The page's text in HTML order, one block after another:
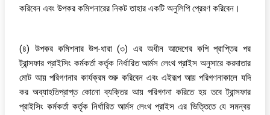
করিবেন এবং উপকর কমিশনারের নিকট তাহার একটি অনুলিপি প্রেরণ করিবেন।
(৪) উপকর কমিশনার উপ-ধারা (৩) এর অধীন আদেশের কপি প্রাপ্তির পর
ট্রান্সফার প্রাইসিং কর্মকর্তা কর্তৃক নির্ধারিত আর্মস লেংথ প্রাইস অনুসারে করদাতার
মোট আয় পরিগণনার কার্যক্রম শুরু করিবেন এবং এইরূপ আয় পরিগণনাকালে যদি
কর অব্যাহতিপ্রাপ্ত কোনো ব্যক্তির আয় পরিগণনা করিতে হয় তবে ট্রান্সফার
প্রাইসিং কর্মকর্তা কর্তৃক নির্ধারিত আর্মস লেংথ প্রাইস এর ভিত্তিতে যে সমন্বয়